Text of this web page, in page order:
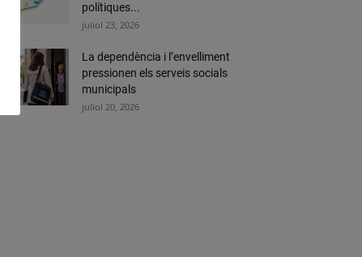
polítiques...
juliol 23, 2026
La dependència i l’envelliment
pressionen els serveis socials
municipals
juliol 20, 2026